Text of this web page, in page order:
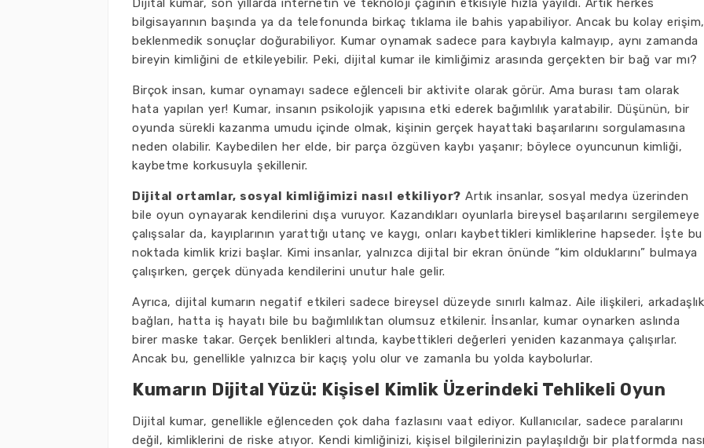
Dijital kumar, son yıllarda internetin ve teknoloji çağının etkisiyle hızla yayıldı. Artık herkes
bilgisayarının başında ya da telefonunda birkaç tıklama ile bahis yapabiliyor. Ancak bu kolay erişim,
beklenmedik sonuçlar doğurabiliyor. Kumar oynamak sadece para kaybıyla kalmayıp, aynı zamanda
bireyin kimliğini de etkileyebilir. Peki, dijital kumar ile kimliğimiz arasında gerçekten bir bağ var mı?
Birçok insan, kumar oynamayı sadece eğlenceli bir aktivite olarak görür. Ama burası tam olarak
hata yapılan yer! Kumar, insanın psikolojik yapısına etki ederek bağımlılık yaratabilir. Düşünün, bir
oyunda sürekli kazanma umudu içinde olmak, kişinin gerçek hayattaki başarılarını sorgulamasına
neden olabilir. Kaybedilen her elde, bir parça özgüven kaybı yaşanır; böylece oyuncunun kimliği,
kaybetme korkusuyla şekillenir.
Dijital ortamlar, sosyal kimliğimizi nasıl etkiliyor? Artık insanlar, sosyal medya üzerinden
bile oyun oynayarak kendilerini dışa vuruyor. Kazandıkları oyunlarla bireysel başarılarını sergilemeye
çalışsalar da, kayıplarının yarattığı utanç ve kaygı, onları kaybettikleri kimliklerine hapseder. İşte bu
noktada kimlik krizi başlar. Kimi insanlar, yalnızca dijital bir ekran önünde “kim olduklarını” bulmaya
çalışırken, gerçek dünyada kendilerini unutur hale gelir.
Ayrıca, dijital kumarın negatif etkileri sadece bireysel düzeyde sınırlı kalmaz. Aile ilişkileri, arkadaşlık
bağları, hatta iş hayatı bile bu bağımlılıktan olumsuz etkilenir. İnsanlar, kumar oynarken aslında
birer maske takar. Gerçek benlikleri altında, kaybettikleri değerleri yeniden kazanmaya çalışırlar.
Ancak bu, genellikle yalnızca bir kaçış yolu olur ve zamanla bu yolda kaybolurlar.
Kumarın Dijital Yüzü: Kişisel Kimlik Üzerindeki Tehlikeli Oyun
Dijital kumar, genellikle eğlenceden çok daha fazlasını vaat ediyor. Kullanıcılar, sadece paralarını
değil, kimliklerini de riske atıyor. Kendi kimliğinizi, kişisel bilgilerinizin paylaşıldığı bir platformda